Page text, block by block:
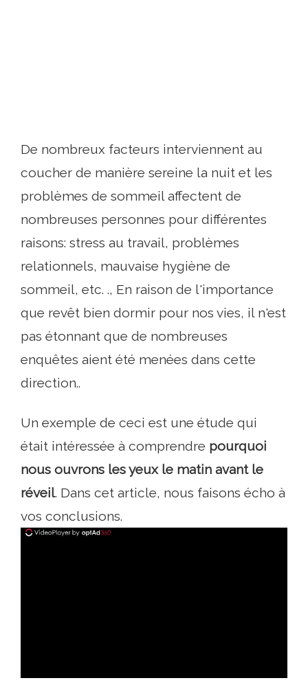
De nombreux facteurs interviennent au
coucher de manière sereine la nuit et les
problèmes de sommeil affectent de
nombreuses personnes pour différentes
raisons: stress au travail, problèmes
relationnels, mauvaise hygiène de
sommeil, etc. ., En raison de l'importance
que revêt bien dormir pour nos vies, il n'est
pas étonnant que de nombreuses
enquêtes aient été menées dans cette
direction..
Un exemple de ceci est une étude qui
était intéressée à comprendre pourquoi
nous ouvrons les yeux le matin avant le
réveil. Dans cet article, nous faisons écho à
vos conclusions.